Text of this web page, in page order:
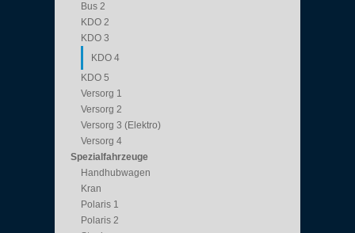
Bus 2
KDO 2
KDO 3
KDO 4
KDO 5
Versorg 1
Versorg 2
Versorg 3 (Elektro)
Versorg 4
Spezialfahrzeuge
Handhubwagen
Kran
Polaris 1
Polaris 2